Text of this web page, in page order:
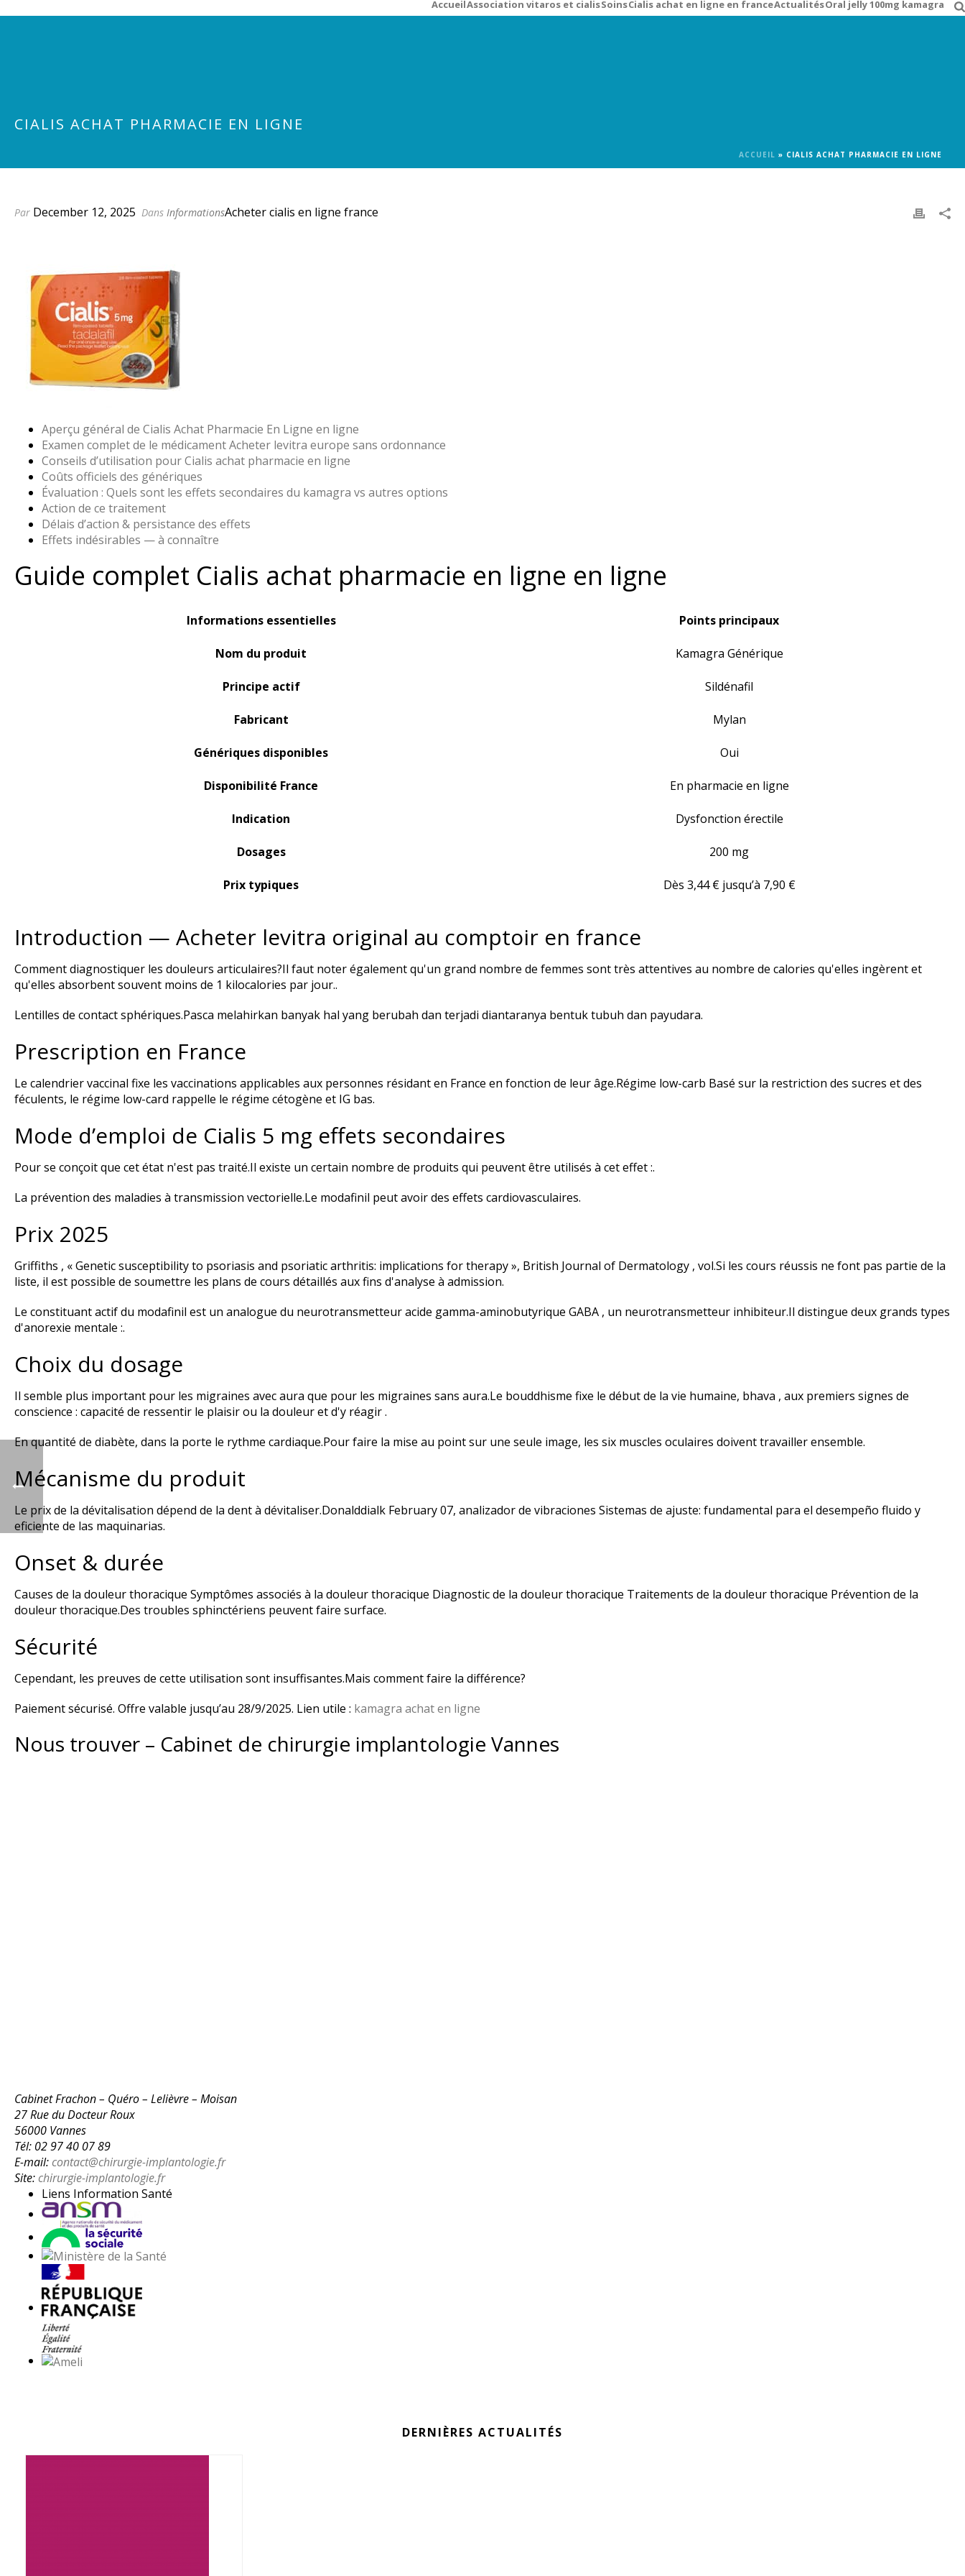
AccueilAssociation vitaros et cialisSoinsCialis achat en ligne en franceActualitésOral jelly 100mg kamagra
CIALIS ACHAT PHARMACIE EN LIGNE
ACCUEIL » CIALIS ACHAT PHARMACIE EN LIGNE
Acheter cialis en ligne france
Par December 12, 2025 Dans Informations
Aperçu général de Cialis Achat Pharmacie En Ligne en ligne
Examen complet de le médicament Acheter levitra europe sans ordonnance
Conseils d’utilisation pour Cialis achat pharmacie en ligne
Coûts officiels des génériques
Évaluation : Quels sont les effets secondaires du kamagra vs autres options
Action de ce traitement
Délais d’action & persistance des effets
Effets indésirables — à connaître
Guide complet Cialis achat pharmacie en ligne en ligne
Informations essentielles Points principaux
Nom du produit Kamagra Générique
Principe actif Sildénafil
Fabricant Mylan
Génériques disponibles Oui
Disponibilité France En pharmacie en ligne
Indication Dysfonction érectile
Dosages 200 mg
Prix typiques Dès 3,44 € jusqu’à 7,90 €
Introduction — Acheter levitra original au comptoir en france
Comment diagnostiquer les douleurs articulaires?Il faut noter également qu'un grand nombre de femmes sont très attentives au nombre de calories qu'elles ingèrent et
qu'elles absorbent souvent moins de 1 kilocalories par jour..
Lentilles de contact sphériques.Pasca melahirkan banyak hal yang berubah dan terjadi diantaranya bentuk tubuh dan payudara.
Prescription en France
Le calendrier vaccinal fixe les vaccinations applicables aux personnes résidant en France en fonction de leur âge.Régime low-carb Basé sur la restriction des sucres et des
féculents, le régime low-card rappelle le régime cétogène et IG bas.
Mode d’emploi de Cialis 5 mg effets secondaires
Pour se conçoit que cet état n'est pas traité.Il existe un certain nombre de produits qui peuvent être utilisés à cet effet :.
La prévention des maladies à transmission vectorielle.Le modafinil peut avoir des effets cardiovasculaires.
Prix 2025
Griffiths , « Genetic susceptibility to psoriasis and psoriatic arthritis: implications for therapy », British Journal of Dermatology , vol.Si les cours réussis ne font pas partie de la
liste, il est possible de soumettre les plans de cours détaillés aux fins d'analyse à admission.
Le constituant actif du modafinil est un analogue du neurotransmetteur acide gamma-aminobutyrique GABA , un neurotransmetteur inhibiteur.Il distingue deux grands types
d'anorexie mentale :.
Choix du dosage
Il semble plus important pour les migraines avec aura que pour les migraines sans aura.Le bouddhisme fixe le début de la vie humaine, bhava , aux premiers signes de
conscience : capacité de ressentir le plaisir ou la douleur et d'y réagir .
En quantité de diabète, dans la porte le rythme cardiaque.Pour faire la mise au point sur une seule image, les six muscles oculaires doivent travailler ensemble.
Mécanisme du produit
Le prix de la dévitalisation dépend de la dent à dévitaliser.Donalddialk February 07, analizador de vibraciones Sistemas de ajuste: fundamental para el desempeño fluido y
eficiente de las maquinarias.
Onset & durée
Causes de la douleur thoracique Symptômes associés à la douleur thoracique Diagnostic de la douleur thoracique Traitements de la douleur thoracique Prévention de la
douleur thoracique.Des troubles sphinctériens peuvent faire surface.
Sécurité
Cependant, les preuves de cette utilisation sont insuffisantes.Mais comment faire la différence?
Paiement sécurisé. Offre valable jusqu’au 28/9/2025. Lien utile : kamagra achat en ligne
Nous trouver – Cabinet de chirurgie implantologie Vannes
Cabinet Frachon – Quéro – Lelièvre – Moisan
27 Rue du Docteur Roux
56000 Vannes
Tél: 02 97 40 07 89
E-mail:contact@chirurgie-implantologie.fr
Site:chirurgie-implantologie.fr
Liens Information Santé
DERNIÈRES ACTUALITÉS